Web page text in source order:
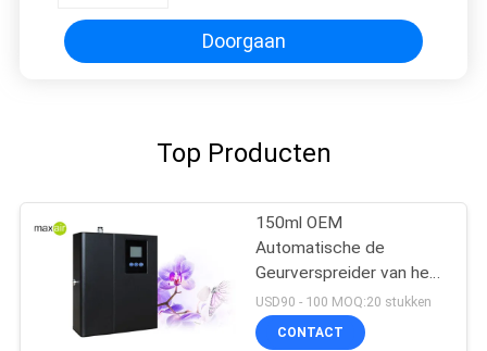
Doorgaan
Top Producten
150ml OEM
Automatische de
Geurverspreider van het
de Dienstwitmetaal
HVAC
USD90 - 100 MOQ:20 stukken
CONTACT